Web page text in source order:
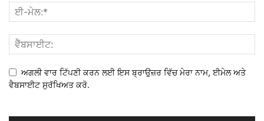
ਅਗਲੀ ਵਾਰ ਟਿੱਪਣੀ ਕਰਨ ਲਈ ਇਸ ਬ੍ਰਾਉਜ਼ਰ ਵਿੱਚ ਮੇਰਾ ਨਾਮ, ਈਮੇਲ ਅਤੇ
ਵੈਬਸਾਈਟ ਸੁਰੱਖਿਅਤ ਕਰੋ.